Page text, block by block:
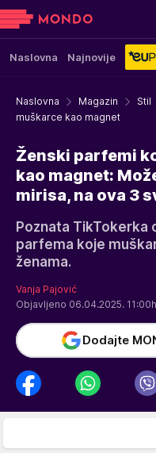
Naslovna Najnovije
Naslovna Magazin Stil
muškarce kao magnet
Ženski parfemi
kao magnet:
mirisa, na ova 3
Poznata TikTokerka
parfema koje
ženama.
Vanja Pajović
Objavljeno 06.04.2025. 11:00h
Dodajte